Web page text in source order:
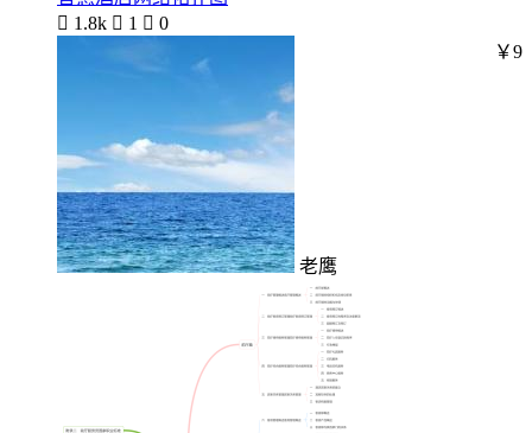
 1.8k  1  0
老鹰
￥9